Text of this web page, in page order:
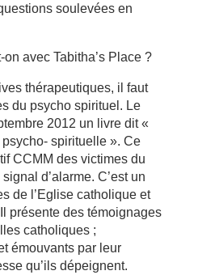
soulevées en
avec Tabitha’s Place ?
thérapeutiques, il faut
du psycho spirituel. Le
2012 un livre dit «
psycho- spirituelle ». Ce
CCMM des victimes du
d’alarme. C’est un
de l’Eglise catholique et
présente des témoignages
catholiques ;
émouvants par leur
qu’ils dépeignent.